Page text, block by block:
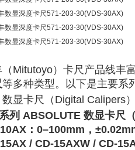
Mitutoyo）卡尺产品线丰
等多种类型。以下是主要系
显卡尺（Digital Calipers）
列 ABSOLUTE 数显卡尺（
：0–100mm，
/ CD-15AXW / CD-